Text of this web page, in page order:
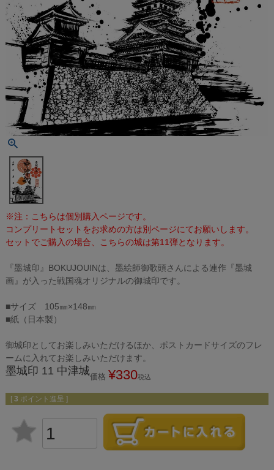
※注：こちらは個別購入ページです。
コンプリートセットをお求めの方は別ページにてお願いします。
セットでご購入の場合、こちらの城は第11弾となります。
『墨城印』BOKUJOUINは、墨絵師御歌頭さんによる連作『墨城
画』が入った戦国魂オリジナルの御城印です。
■サイズ 105㎜×148㎜
■紙（日本製）
御城印としてお楽しみいただけるほか、ポストカードサイズのフレ
ームに入れてお楽しみいただけます。
墨城印 11 中津城価格 ¥330税込
[ 3 ポイント進呈 ]